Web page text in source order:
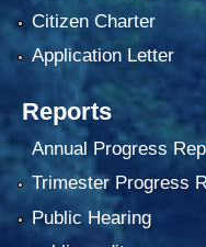
Citizen Charter
Application Letter
Reports
Annual Progress
Trimester Progress
Public Hearing